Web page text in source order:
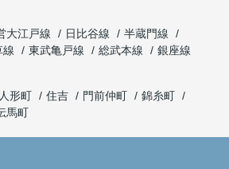
大江戸線 日比谷線
半蔵門線
線 東武亀戸線 総武本線
銀座線
人形町 住吉 門前仲町
錦糸町
馬町